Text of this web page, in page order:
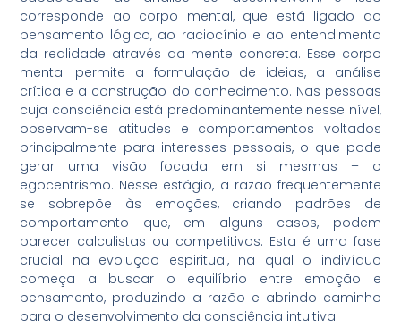
corresponde ao corpo mental, que está ligado ao
pensamento lógico, ao raciocínio e ao entendimento
da realidade através da mente concreta. Esse corpo
mental permite a formulação de ideias, a análise
crítica e a construção do conhecimento. Nas pessoas
cuja consciência está predominantemente nesse nível,
observam-se atitudes e comportamentos voltados
principalmente para interesses pessoais, o que pode
gerar uma visão focada em si mesmas – o
egocentrismo. Nesse estágio, a razão frequentemente
se sobrepõe às emoções, criando padrões de
comportamento que, em alguns casos, podem
parecer calculistas ou competitivos. Esta é uma fase
crucial na evolução espiritual, na qual o indivíduo
começa a buscar o equilíbrio entre emoção e
pensamento, produzindo a razão e abrindo caminho
para o desenvolvimento da consciência intuitiva.